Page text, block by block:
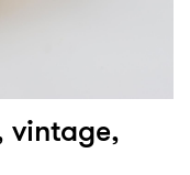
vintage,